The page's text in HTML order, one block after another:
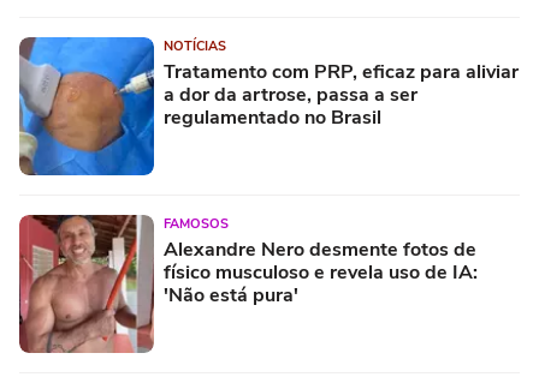
NOTÍCIAS
Tratamento com PRP, eficaz para aliviar
a dor da artrose, passa a ser
regulamentado no Brasil
FAMOSOS
Alexandre Nero desmente fotos de
físico musculoso e revela uso de IA:
'Não está pura'